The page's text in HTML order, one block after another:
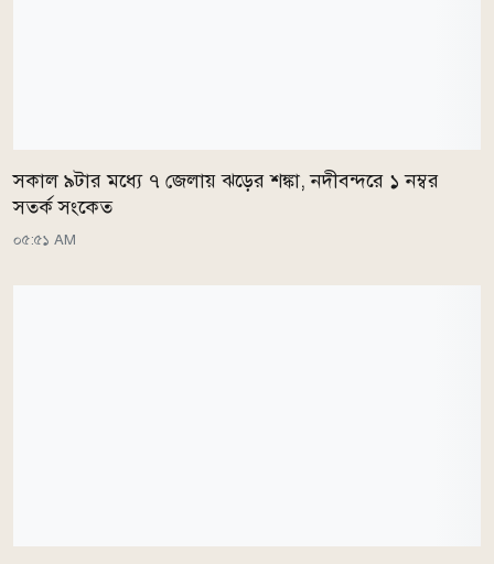
সকাল ৯টার মধ্যে ৭ জেলায় ঝড়ের শঙ্কা, নদীবন্দরে ১ নম্বর
সতর্ক সংকেত
০৫:৫১ AM